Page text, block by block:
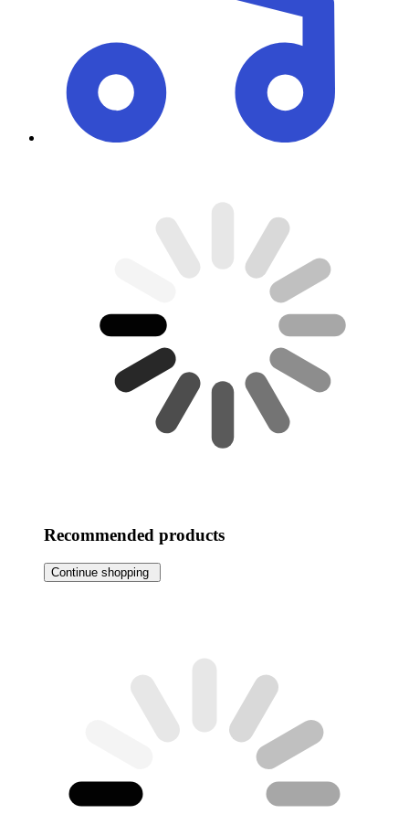
Recommended products
Continue shopping